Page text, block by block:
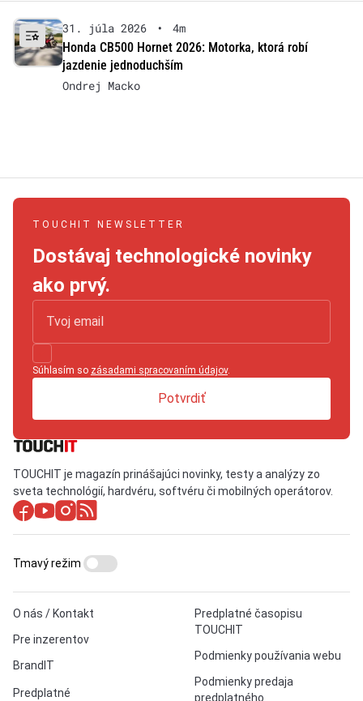
31. júla 2026 •
4m
Honda CB500 Hornet 2026: Motorka, ktorá robí
jazdenie jednoduchším
Ondrej Macko
TOUCHIT NEWSLETTER
Dostávaj technologické novinky
ako prvý.
Súhlasím so zásadami spracovaním údajov.
Potvrdiť
TOUCHIT je magazín prinášajúci novinky, testy a analýzy zo
sveta technológií, hardvéru, softvéru či mobilných operátorov.
O nás / Kontakt
Pre inzerentov
BrandIT
Predplatné
Predplatné časopisu
TOUCHIT
Podmienky používania webu
Podmienky predaja
predplatného
Tmavý režim